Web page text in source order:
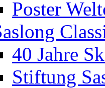
Poster
40 Jahre
Stiftung